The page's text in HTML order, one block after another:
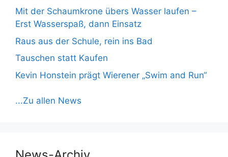
Mit der Schaumkrone übers Wasser laufen –
Erst Wasserspaß, dann Einsatz
Raus aus der Schule, rein ins Bad
Tauschen statt Kaufen
Kevin Honstein prägt Wierener „Swim and Run“
...Zu allen News